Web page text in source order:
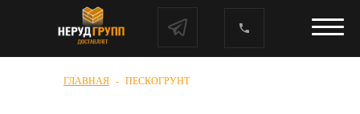
ГЛАВНАЯ ПЕСКОГРУНТ